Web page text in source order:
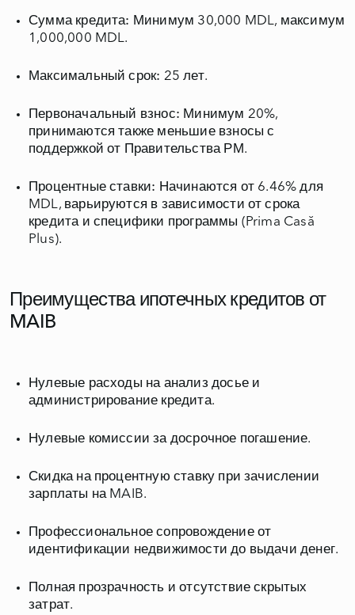
Сумма кредита: Минимум 30,000 MDL, максимум
1,000,000 MDL.
Максимальный срок: 25 лет.
Первоначальный взнос: Минимум 20%,
принимаются также меньшие взносы с
поддержкой от Правительства РМ.
Процентные ставки: Начинаются от 6.46% для
MDL, варьируются в зависимости от срока
кредита и специфики программы (Prima Casă
Plus).
Преимущества ипотечных кредитов от
MAIB
Нулевые расходы на анализ досье и
администрирование кредита.
Нулевые комиссии за досрочное погашение.
Скидка на процентную ставку при зачислении
зарплаты на MAIB.
Профессиональное сопровождениеот
идентификации недвижимости до выдачи денег.
Полная прозрачность и отсутствие скрытых
затрат.